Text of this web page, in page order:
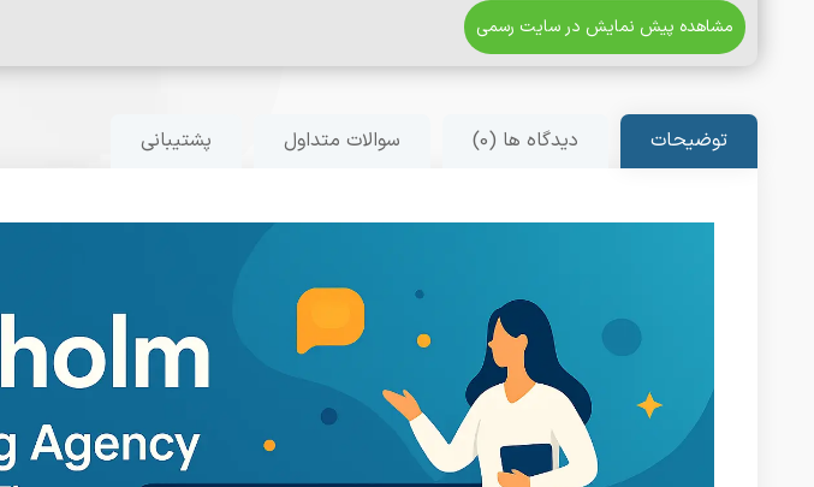
مشاهده پیش نمایش در سایت رسمی
توضیحات دیدگاه ها (0) سوالات متداول پشتیبانی